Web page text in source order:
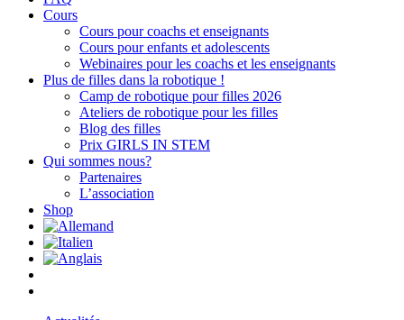
Cours
Cours pour coachs et enseignants
Cours pour enfants et adolescents
Webinaires pour les coachs et les enseignants
Plus de filles dans la robotique !
Camp de robotique pour filles 2026
Ateliers de robotique pour les filles
Blog des filles
Prix GIRLS IN STEM
Qui sommes nous?
Partenaires
L’association
Shop